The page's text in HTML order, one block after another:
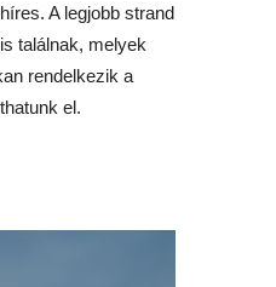
A legjobb strand
találnak, melyek
rendelkezik a
el.